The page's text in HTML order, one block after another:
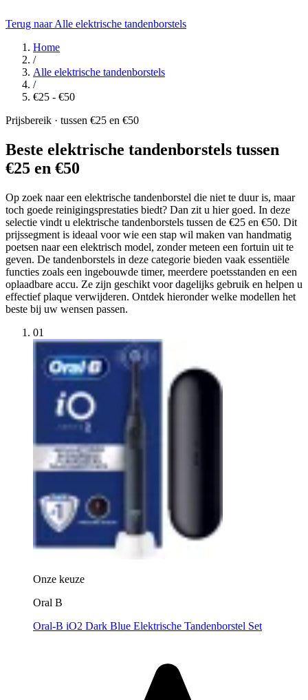
Terug naar Alle elektrische tandenborstels
Home
/
Alle elektrische tandenborstels
/
€25 - €50
Prijsbereik · tussen €25 en €50
Beste elektrische tandenborstels tussen
€25 en €50
Op zoek naar een elektrische tandenborstel die niet te duur is, maar
toch goede reinigingsprestaties biedt? Dan zit u hier goed. In deze
selectie vindt u elektrische tandenborstels tussen de €25 en €50. Dit
prijssegment is ideaal voor wie een stap wil maken van handmatig
poetsen naar een elektrisch model, zonder meteen een fortuin uit te
geven. De tandenborstels in deze categorie bieden vaak essentiële
functies zoals een ingebouwde timer, meerdere poetsstanden en een
oplaadbare accu. Ze zijn geschikt voor dagelijks gebruik en helpen u
effectief plaque verwijderen. Ontdek hieronder welke modellen het
beste bij uw wensen passen.
01
Onze keuze
Oral B
Oral-B iO2 Dark Blue Elektrische Tandenborstel Set